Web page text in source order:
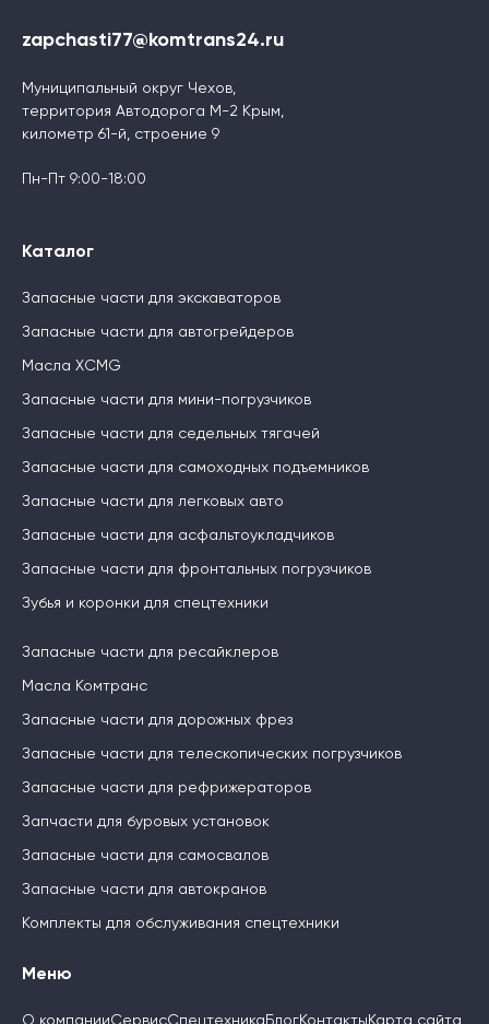
zapchasti77@komtrans24.ru
Муниципальный округ Чехов,
территория Автодорога М-2 Крым,
километр 61-й, строение 9
Пн-Пт 9:00-18:00
Каталог
Запасные части для экскаваторов
Запасные части для автогрейдеров
Масла XCMG
Запасные части для мини-погрузчиков
Запасные части для седельных тягачей
Запасные части для самоходных подъемников
Запасные части для легковых авто
Запасные части для асфальтоукладчиков
Запасные части для фронтальных погрузчиков
Зубья и коронки для спецтехники
Запасные части для ресайклеров
Масла Комтранс
Запасные части для дорожных фрез
Запасные части для телескопических погрузчиков
Запасные части для рефрижераторов
Запчасти для буровых установок
Запасные части для самосвалов
Запасные части для автокранов
Комплекты для обслуживания спецтехники
Меню
О компанииСервисСпецтехника БлогКонтакты Карта сайта